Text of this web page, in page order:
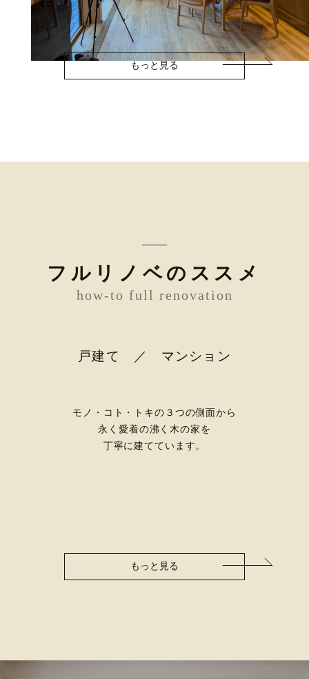
もっと見る
フルリノベのススメ
how-to full renovation
戸建て ／ マンション
モノ・コト・トキの３つの側面から
永く愛着の沸く木の家を
丁寧に建てています。
もっと見る